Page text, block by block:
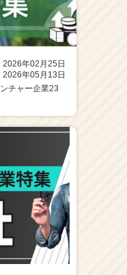
2026年02月25日
2026年05月13日
チャー企業23